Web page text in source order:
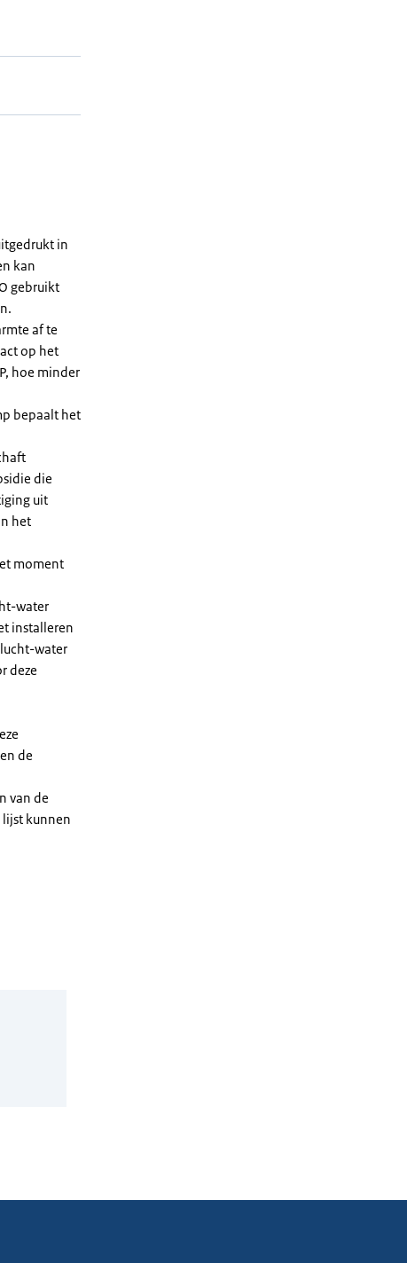
in
kan
gebruikt
af te
op het
hoe minder
bepaalt het
die
uit
het
moment
water
installeren
water
deze
de
van de
lijst kunnen